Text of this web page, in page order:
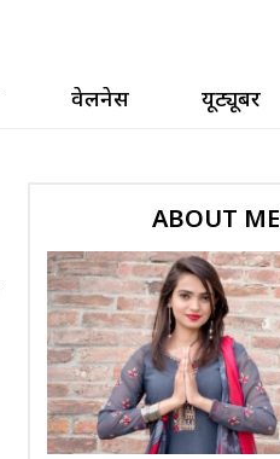
वेलनेस यूट्यूबर
ABOUT ME